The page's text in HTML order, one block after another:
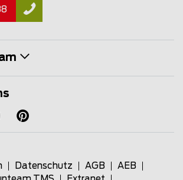
Datenschutz AGB
AEB